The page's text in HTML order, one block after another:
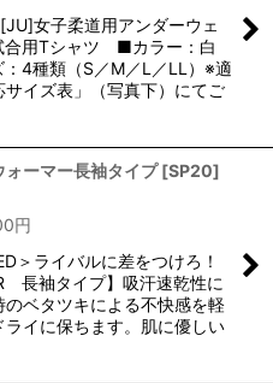
込む
女子柔道用アンダーウェ
合用Tシャツ ■カラー：白
4種類（S／M／L／LL）※適
イズ表」（写真下）にてご
ォーマー長袖タイプ [SP20]
円
＞ライバルに差をつけろ！
長袖タイプ】吸汗速乾性に
ベタツキによる不快感を軽
イに保ちます。肌に優しい